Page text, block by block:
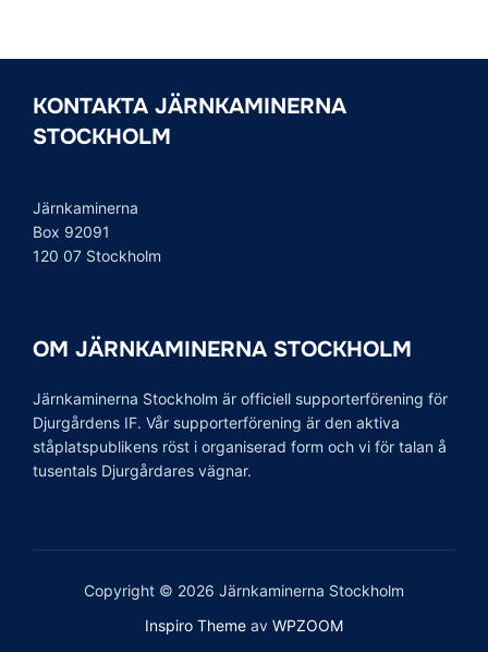
KONTAKTA JÄRNKAMINERNA
STOCKHOLM
Järnkaminerna
Box 92091
120 07 Stockholm
OM JÄRNKAMINERNA STOCKHOLM
Järnkaminerna Stockholm är officiell supporterförening för
Djurgårdens IF. Vår supporterförening är den aktiva
ståplatspublikens röst i organiserad form och vi för talan å
tusentals Djurgårdares vägnar.
Copyright © 2026 Järnkaminerna Stockholm
Inspiro Theme av WPZOOM